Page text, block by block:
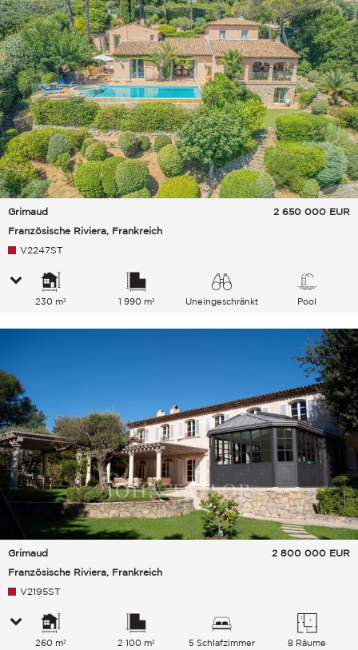
Grimaud
Französische Riviera, Frankreich
2 650 000 EUR
V2247ST
230 m² 1 990 m²
Uneingeschränkt
Pool
Grimaud
Französische Riviera, Frankreich
2 800 000 EUR
V2195ST
260 m² 2 100 m² 5 Schlafzimmer 8 Räume